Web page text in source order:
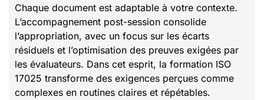
Chaque document est adaptable à votre contexte.
L’accompagnement post-session consolide
l’appropriation, avec un focus sur les écarts
résiduels et l’optimisation des preuves exigées par
les évaluateurs. Dans cet esprit, la formation ISO
17025 transforme des exigences perçues comme
complexes en routines claires et répétables.